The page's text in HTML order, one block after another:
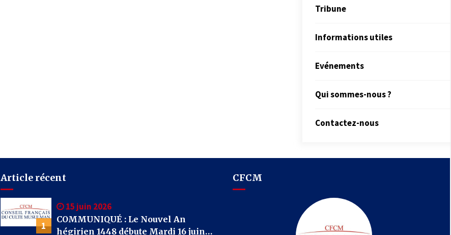
Tribune
Informations utiles
Evénements
Qui sommes-nous ?
Contactez-nous
Article récent
1
15 juin 2026
COMMUNIQUÉ : Le Nouvel An
hégirien 1448 débute Mardi 16 juin
CFCM